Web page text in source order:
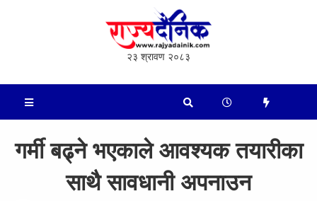
२३ श्रावण २०८३
गर्मी बढ्ने भएकाले आवश्यक तयारीका
साथै सावधानी अपनाउन